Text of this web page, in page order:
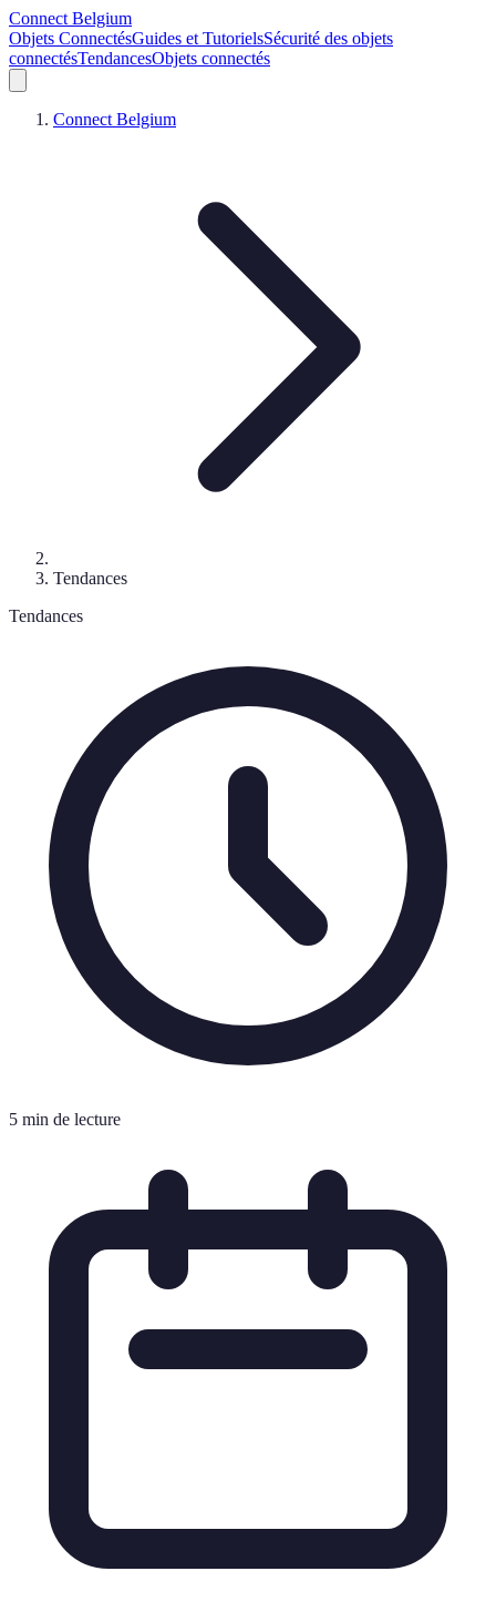
Connect Belgium
Objets ConnectésGuides et TutorielsSécurité des objets
connectésTendancesObjets connectés
Connect Belgium
Tendances
Tendances
5 min de lecture